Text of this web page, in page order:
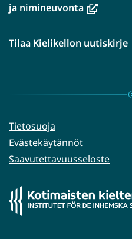
ja nimineuvonta(avautuu
ikkunaan,
palveluun)
Tilaa Kielikellon uutiskirje
Tietosuoja
Evästekäytännöt
Saavutettavuusseloste